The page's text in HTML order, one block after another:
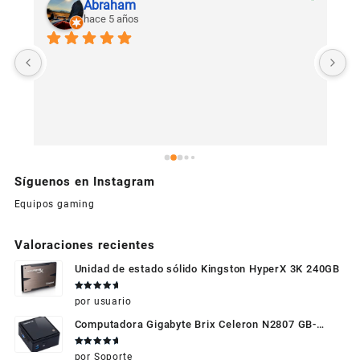
Abraham
hace 5 años
Síguenos en Instagram
Equipos gaming
Valoraciones recientes
Unidad de estado sólido Kingston HyperX 3K 240GB
en5 de 5
por usuario
Computadora Gigabyte Brix Celeron N2807 GB-
BXBT-2807 + WIFI + RAM de 4GB + HDD 500gb +
Valorado
por Soporte